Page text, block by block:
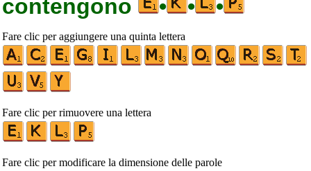
contengono
• • •
Fare clic per aggiungere una quinta lettera
Fare clic per rimuovere una lettera
Fare clic per modificare la dimensione delle parole